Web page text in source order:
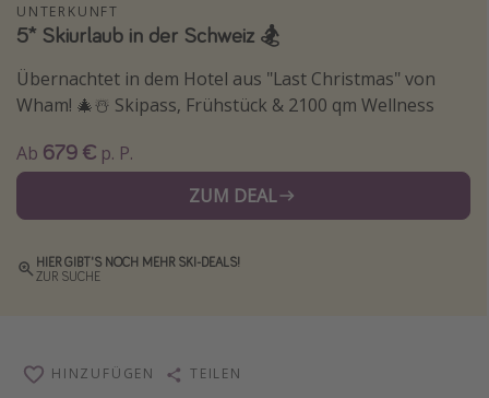
Sri Lanka Rundreise
Alle Reisethemen
Roadtrips
Strandurlaub
UNTERKUNFT
5* Skiurlaub in der Schweiz 🏂
Übernachtet in dem Hotel aus "Last Christmas" von
Wham! 🎄☃️ Skipass, Frühstück & 2100 qm Wellness
Ab 679 € p. P.
ZUM DEAL
HIER GIBT'S NOCH MEHR SKI-DEALS!
ZUR SUCHE
HINZUFÜGEN TEILEN